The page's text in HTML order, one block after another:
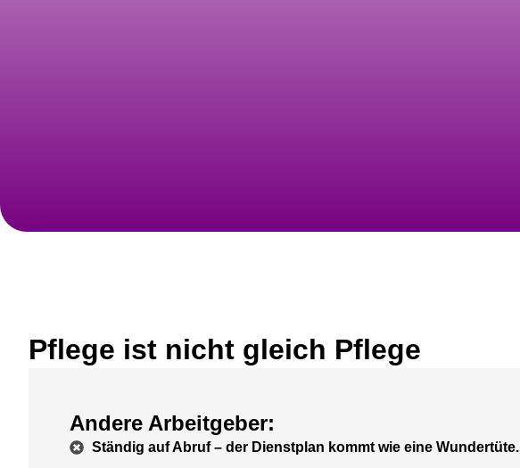
Pflege ist nicht gleich Pflege
Andere Arbeitgeber:
Ständig auf Abruf – der Dienstplan kommt wie eine Wundertüte.